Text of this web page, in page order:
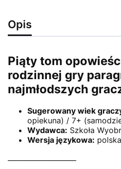
Opis
Piąty tom
rodzinnej gry
najmłodszych
Sugerowany wiek
opiekuna) / 7+
Wydawca: Szkoła
Wersja językowa: polska